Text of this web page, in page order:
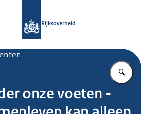
Rijksoverheid
onze voeten -